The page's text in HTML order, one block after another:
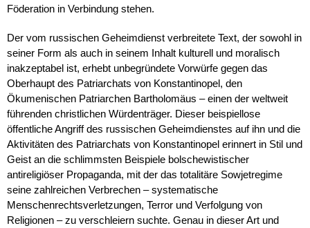
Föderation in Verbindung stehen.
Der vom russischen Geheimdienst verbreitete Text, der sowohl in
seiner Form als auch in seinem Inhalt kulturell und moralisch
inakzeptabel ist, erhebt unbegründete Vorwürfe gegen das
Oberhaupt des Patriarchats von Konstantinopel, den
Ökumenischen Patriarchen Bartholomäus – einen der weltweit
führenden christlichen Würdenträger. Dieser beispiellose
öffentliche Angriff des russischen Geheimdienstes auf ihn und die
Aktivitäten des Patriarchats von Konstantinopel erinnert in Stil und
Geist an die schlimmsten Beispiele bolschewistischer
antireligiöser Propaganda, mit der das totalitäre Sowjetregime
seine zahlreichen Verbrechen – systematische
Menschenrechtsverletzungen, Terror und Verfolgung von
Religionen – zu verschleiern suchte. Genau in dieser Art und